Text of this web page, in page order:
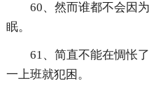
60、然而谁都不会因
眠。
61、简直不能在惆怅
一上班就犯困。